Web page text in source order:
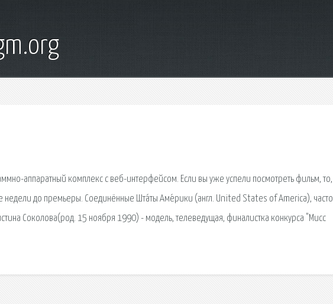
аппаратный комплекс с веб-интерфейсом. Если вы уже успели посмотреть фильм, то,
недели до премьеры. Соединённые Шта́ты Аме́рики (англ. United States of America), часто
Соколова(род. 15 ноября 1990) - модель, телеведущая, финалистка конкурса "Мисс